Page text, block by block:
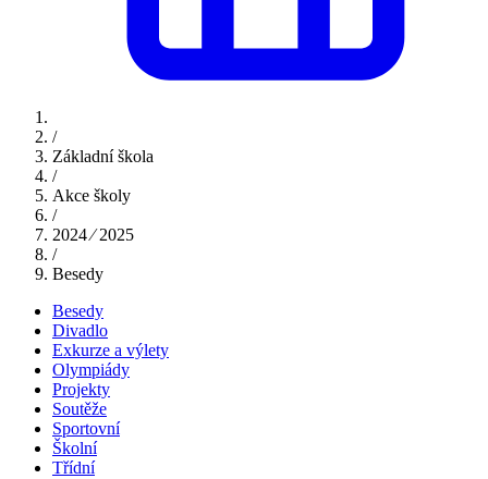
/
Základní škola
/
Akce školy
/
2024 ⁄ 2025
/
Besedy
Besedy
Divadlo
Exkurze a výlety
Olympiády
Projekty
Soutěže
Sportovní
Školní
Třídní